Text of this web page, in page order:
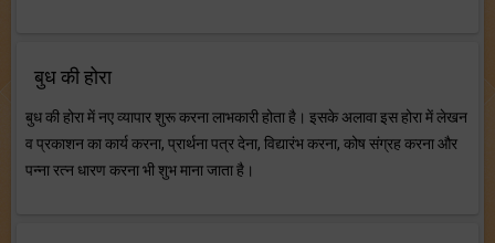
बुध की होरा
बुध की होरा में नए व्यापार शुरू करना लाभकारी होता है। इसके अलावा इस होरा में लेखन
व प्रकाशन का कार्य करना, प्रार्थना पत्र देना, विद्यारंभ करना, कोष संग्रह करना और
पन्ना रत्न धारण करना भी शुभ माना जाता है।